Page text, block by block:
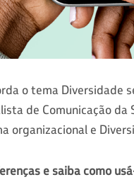
o tema Diversidade
de Comunicação
organizacional e
e saiba como